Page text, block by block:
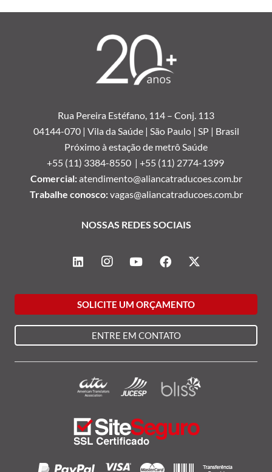
Rua Pereira Estéfano, 114 – Conj. 113
04144-070 | Vila da Saúde | São Paulo | SP | Brasil
Próximo à estação de metrô Saúde
+55 (11) 3384-8550 | +55 (11) 2774-1399
Comercial:atendimento@aliancatraducoes.com.br
Trabalhe conosco:vagas@aliancatraducoes.com.br
NOSSAS REDES SOCIAIS
SOLICITE UM ORÇAMENTO
ENTRE EM CONTATO